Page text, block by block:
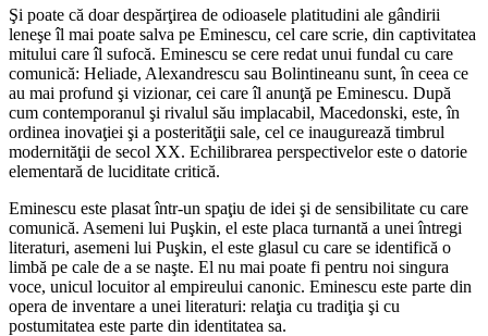
Şi poate că doar despărţirea de odioasele platitudini ale gândirii
leneşe îl mai poate salva pe Eminescu, cel care scrie, din captivitatea
mitului care îl sufocă. Eminescu se cere redat unui fundal cu care
comunică: Heliade, Alexandrescu sau Bolintineanu sunt, în ceea ce
au mai profund şi vizionar, cei care îl anunţă pe Eminescu. După
cum contemporanul şi rivalul său implacabil, Macedonski, este, în
ordinea inovaţiei şi a posterităţii sale, cel ce inaugurează timbrul
modernităţii de secol XX. Echilibrarea perspectivelor este o datorie
elementară de luciditate critică.
Eminescu este plasat într-un spaţiu de idei şi de sensibilitate cu care
comunică. Asemeni lui Puşkin, el este placa turnantă a unei întregi
literaturi, asemeni lui Puşkin, el este glasul cu care se identifică o
limbă pe cale de a se naşte. El nu mai poate fi pentru noi singura
voce, unicul locuitor al empireului canonic. Eminescu este parte din
opera de inventare a unei literaturi: relaţia cu tradiţia şi cu
postumitatea este parte din identitatea sa.